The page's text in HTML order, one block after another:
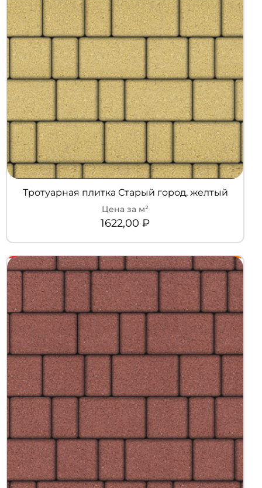
Тротуарная плитка Старый город, желтый
1622,00 ₽